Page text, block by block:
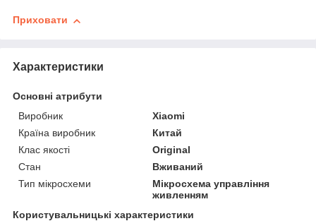
Приховати
Характеристики
Основні атрибути
Виробник
Xiaomi
Країна виробник
Китай
Клас якості
Original
Стан
Вживаний
Тип мікросхеми
Мікросхема управління
живленням
Користувальницькі характеристики